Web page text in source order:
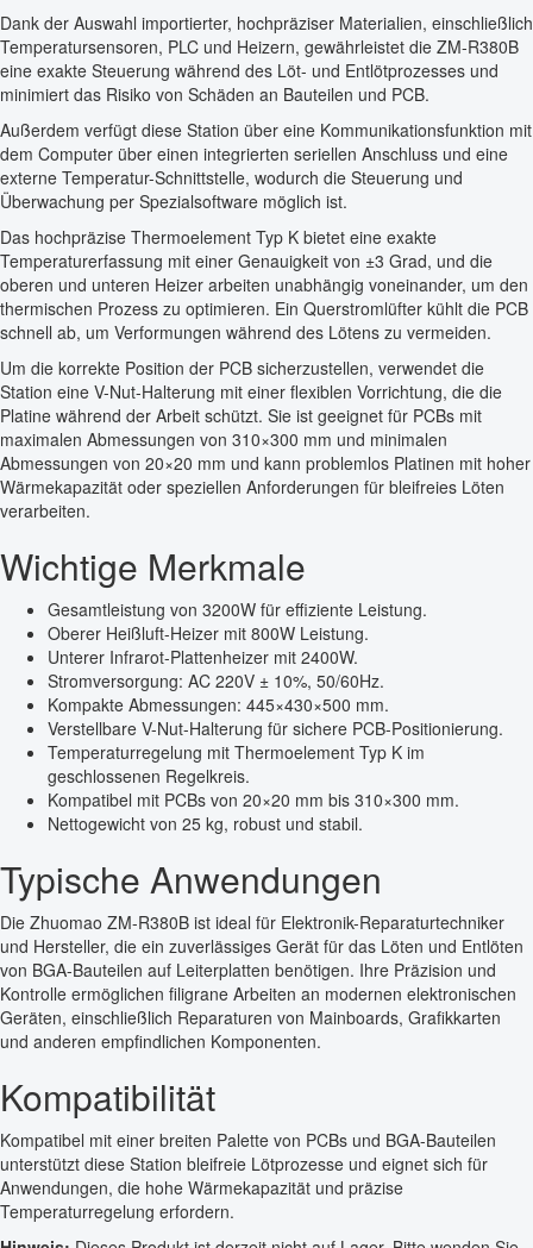
Dank der Auswahl importierter, hochpräziser Materialien, einschließlich
Temperatursensoren, PLC und Heizern, gewährleistet die ZM-R380B
eine exakte Steuerung während des Löt- und Entlötprozesses und
minimiert das Risiko von Schäden an Bauteilen und PCB.
Außerdem verfügt diese Station über eine Kommunikationsfunktion mit
dem Computer über einen integrierten seriellen Anschluss und eine
externe Temperatur-Schnittstelle, wodurch die Steuerung und
Überwachung per Spezialsoftware möglich ist.
Das hochpräzise Thermoelement Typ K bietet eine exakte
Temperaturerfassung mit einer Genauigkeit von ±3 Grad, und die
oberen und unteren Heizer arbeiten unabhängig voneinander, um den
thermischen Prozess zu optimieren. Ein Querstromlüfter kühlt die PCB
schnell ab, um Verformungen während des Lötens zu vermeiden.
Um die korrekte Position der PCB sicherzustellen, verwendet die
Station eine V-Nut-Halterung mit einer flexiblen Vorrichtung, die die
Platine während der Arbeit schützt. Sie ist geeignet für PCBs mit
maximalen Abmessungen von 310×300 mm und minimalen
Abmessungen von 20×20 mm und kann problemlos Platinen mit hoher
Wärmekapazität oder speziellen Anforderungen für bleifreies Löten
verarbeiten.
Wichtige Merkmale
Gesamtleistung von 3200W für effiziente Leistung.
Oberer Heißluft-Heizer mit 800W Leistung.
Unterer Infrarot-Plattenheizer mit 2400W.
Stromversorgung: AC 220V ± 10%, 50/60Hz.
Kompakte Abmessungen: 445×430×500 mm.
Verstellbare V-Nut-Halterung für sichere PCB-Positionierung.
Temperaturregelung mit Thermoelement Typ K im
geschlossenen Regelkreis.
Kompatibel mit PCBs von 20×20 mm bis 310×300 mm.
Nettogewicht von 25 kg, robust und stabil.
Typische Anwendungen
Die Zhuomao ZM-R380B ist ideal für Elektronik-Reparaturtechniker
und Hersteller, die ein zuverlässiges Gerät für das Löten und Entlöten
von BGA-Bauteilen auf Leiterplatten benötigen. Ihre Präzision und
Kontrolle ermöglichen filigrane Arbeiten an modernen elektronischen
Geräten, einschließlich Reparaturen von Mainboards, Grafikkarten
und anderen empfindlichen Komponenten.
Kompatibilität
Kompatibel mit einer breiten Palette von PCBs und BGA-Bauteilen
unterstützt diese Station bleifreie Lötprozesse und eignet sich für
Anwendungen, die hohe Wärmekapazität und präzise
Temperaturregelung erfordern.